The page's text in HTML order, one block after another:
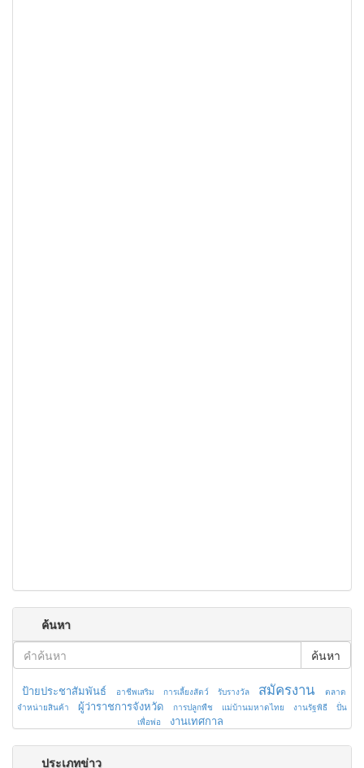
ค้นหา
ค้นหา
ป้ายประชาสัมพันธ์ อาชีพเสริม การเลี้ยงสัตว์ รับรางวัล สมัครงาน
ตลาด
จำหน่ายสินค้า
ผู้ว่าราชการจังหวัด การปลูกพืช แม่บ้านมหาดไทย งานรัฐพิธี
ปั่น
เพื่อพ่อ
งานเทศกาล
ประเภทข่าว